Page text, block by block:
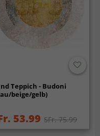
Teppich - Budoni
beige/gelb)
53.99 SFr. 75.99